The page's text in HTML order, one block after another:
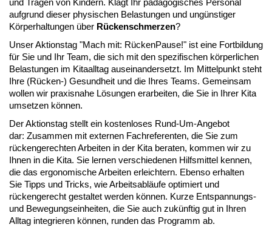
aufgrund dieser physischen Belastungen und ungünstiger
Körperhaltungen über Rückenschmerzen?
Unser Aktionstag "Mach mit: RückenPause!" ist eine Fortbildung
für Sie und Ihr Team, die sich mit den spezifischen körperlichen
Belastungen im Kitaalltag auseinandersetzt. Im Mittelpunkt steht
Ihre (Rücken-) Gesundheit und die Ihres Teams. Gemeinsam
wollen wir praxisnahe Lösungen erarbeiten, die Sie in Ihrer Kita
umsetzen können.
Der Aktionstag stellt ein kostenloses Rund-Um-Angebot
dar: Zusammen mit externen Fachreferenten, die Sie zum
rückengerechten Arbeiten in der Kita beraten, kommen wir zu
Ihnen in die Kita. Sie lernen verschiedenen Hilfsmittel kennen,
die das ergonomische Arbeiten erleichtern. Ebenso erhalten
Sie Tipps und Tricks, wie Arbeitsabläufe optimiert und
rückengerecht gestaltet werden können. Kurze Entspannungs-
und Bewegungseinheiten, die Sie auch zukünftig gut in Ihren
Alltag integrieren können, runden das Programm ab.